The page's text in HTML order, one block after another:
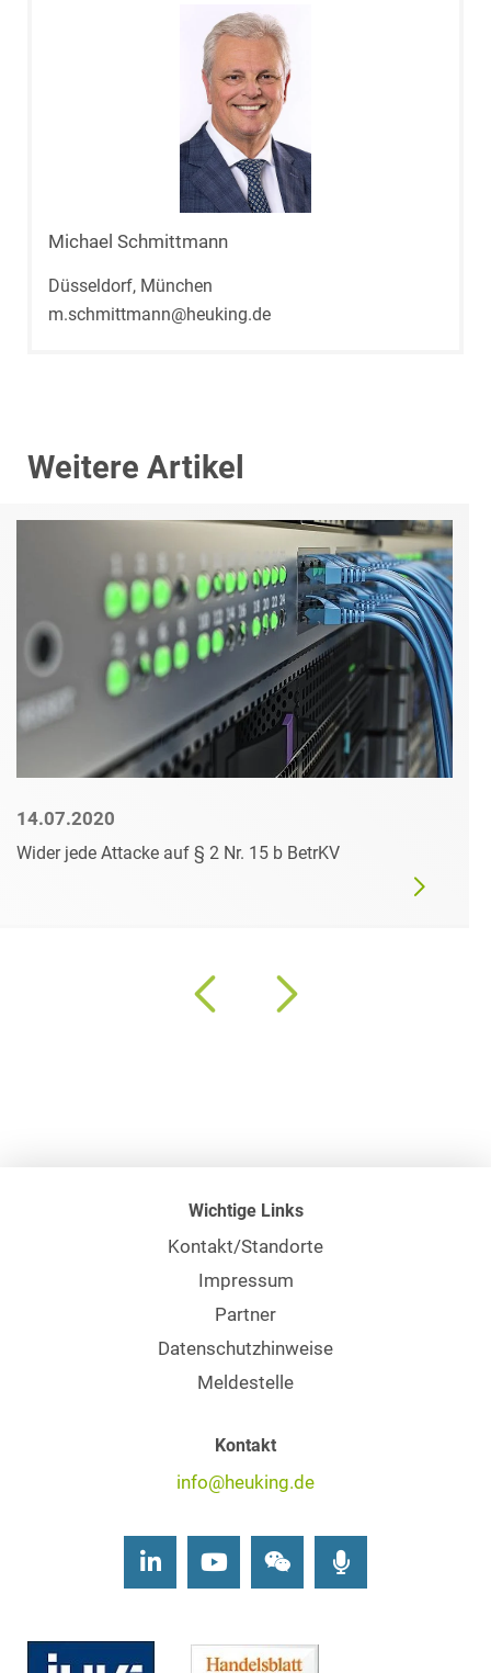
Michael Schmittmann
Düsseldorf, München
m.schmittmann@heuking.de
Weitere Artikel
14.07.2020
Wider jede Attacke auf § 2 Nr. 15 b BetrKV
Wichtige Links
Kontakt/Standorte
Impressum
Partner
Datenschutzhinweise
Meldestelle
Kontakt
info@heuking.de
LinkedInYoutubeWechat